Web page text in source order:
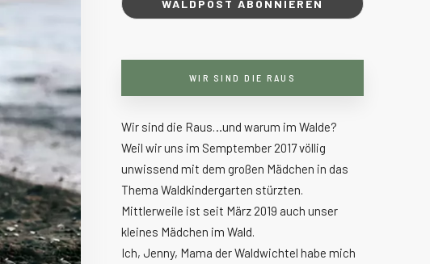
WIR SIND DIE RAUS
Wir sind die Raus…und warum im Walde?
Weil wir uns im Semptember 2017 völlig
unwissend mit dem großen Mädchen in das
Thema Waldkindergarten stürzten.
Mittlerweile ist seit März 2019 auch unser
kleines Mädchen im Wald.
Ich, Jenny, Mama der Waldwichtel habe mich